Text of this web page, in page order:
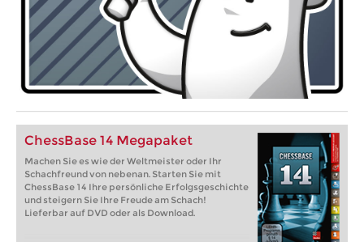
ChessBase 14 Megapaket
Machen Sie es wie der Weltmeister oder Ihr
Schachfreund von nebenan. Starten Sie mit
ChessBase 14 Ihre persönliche Erfolgsgeschichte
und steigern Sie Ihre Freude am Schach!
Lieferbar auf DVD oder als Download.